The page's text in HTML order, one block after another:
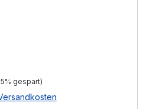
gespart)